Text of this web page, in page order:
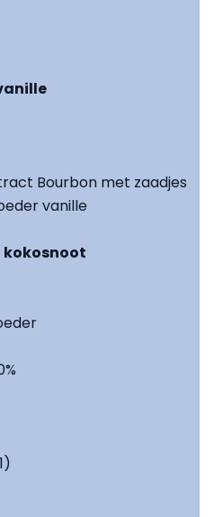
Bourbon met zaadjes
vanille
kokosnoot